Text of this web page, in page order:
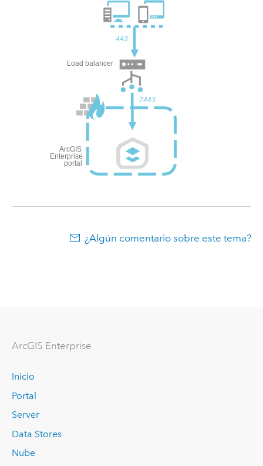
¿Algún comentario sobre este tema?
ArcGIS Enterprise
Inicio
Portal
Server
Data Stores
Nube